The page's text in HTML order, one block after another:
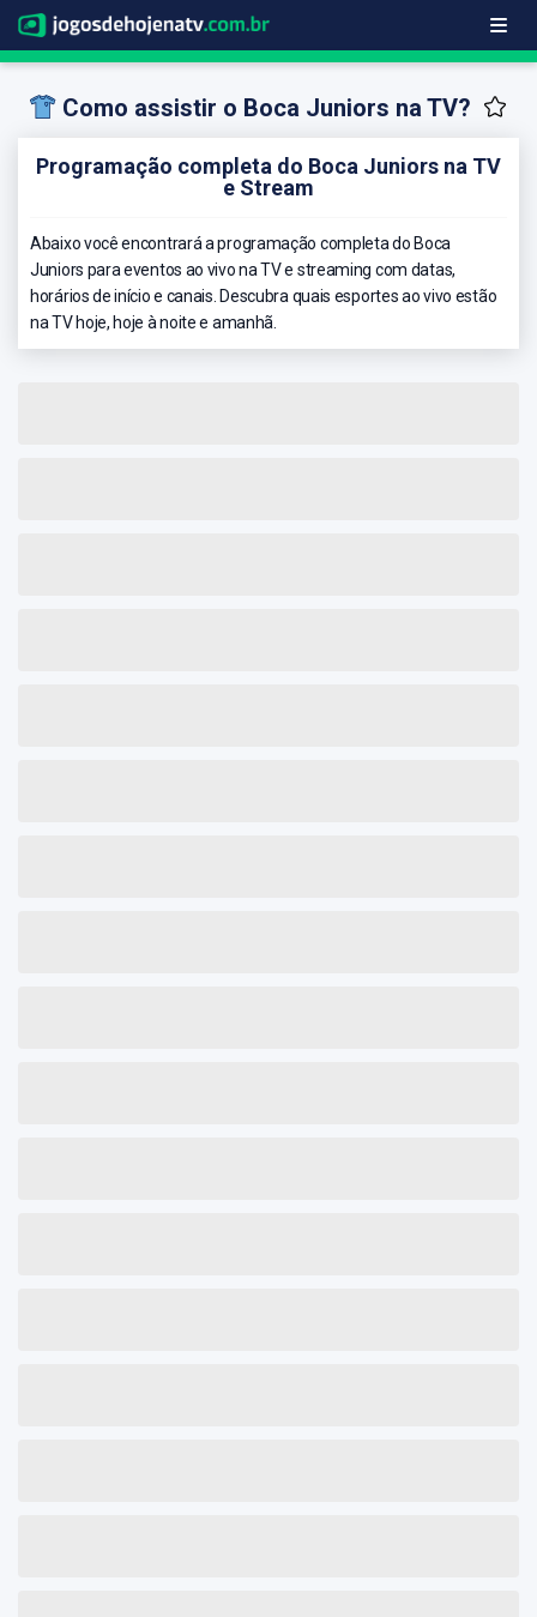
Como assistir o Boca Juniors na TV?
Programação completa do Boca Juniors na TV
e Stream
Abaixo você encontrará a programação completa do Boca
Juniors para eventos ao vivo na TV e streaming com datas,
horários de início e canais. Descubra quais esportes ao vivo estão
na TV hoje, hoje à noite e amanhã.